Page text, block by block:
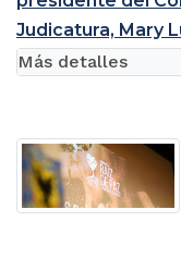
Judicatura, Mary
Más detalles